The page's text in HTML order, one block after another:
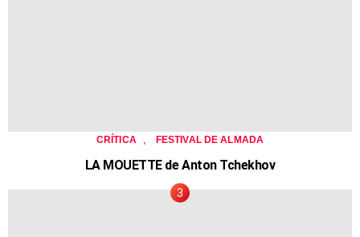
CRÍTICA FESTIVAL DE ALMADA
LA MOUETTE de Anton Tchekhov